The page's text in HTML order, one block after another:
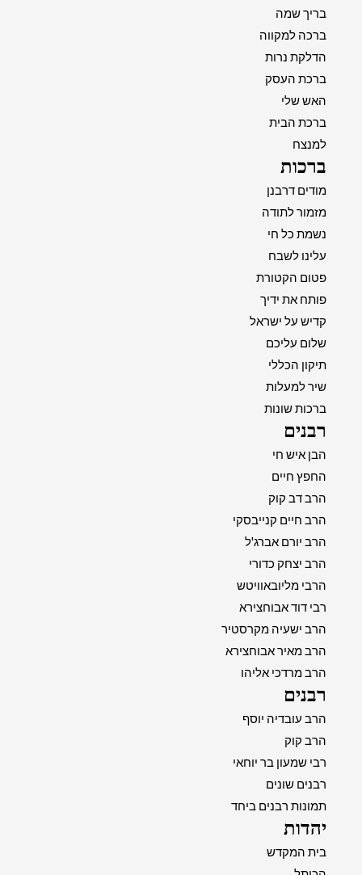
בריך שמה
ברכה למקווה
הדלקת נרות
ברכת העסק
האש שלי
ברכת הבית
למנצח
ברכות
מודים דרבנן
מזמור לתודה
נשמת כל חי
עלינו לשבח
פטום הקטורת
פותח את ידיך
קדיש על ישראל
שלום עליכם
תיקון הכללי
שיר למעלות
ברכות שונות
רבנים
הבן איש חי
החפץ חיים
הרב דב קוק
הרב חיים קנייבסקי
הרב יורם אברג'ל
הרב יצחק כדורי
הרבי מליובאוויטש
רבי דוד אבוחצירא
הרב ישעיה מקרסטיר
הרב מאיר אבוחצירא
הרב מרדכי אליהו
רבנים
הרב עובדיה יוסף
הרב קוק
רבי שמעון בר יוחאי
רבנים שונים
תמונות רבנים ביחד
יהדות
בית המקדש